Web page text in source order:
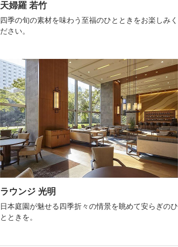
天婦羅 若竹
四季の旬の素材を味わう至福のひとときをお楽しみく
ださい。
ラウンジ 光明
日本庭園が魅せる四季折々の情景を眺めて安らぎのひ
とときを。